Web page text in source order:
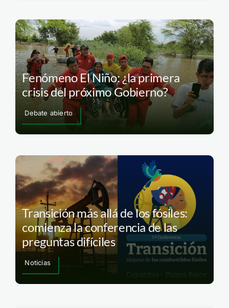
Fenómeno El Niño: ¿la primera
crisis del próximo Gobierno?
Debate abierto
Transición más allá de los fósiles:
comienza la conferencia de las
preguntas difíciles
Noticias